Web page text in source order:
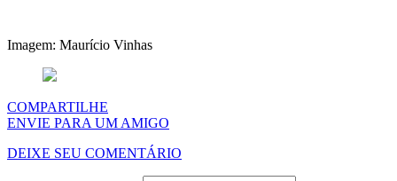
Imagem: Maurício Vinhas
COMPARTILHE
ENVIE PARA UM AMIGO
DEIXE SEU COMENTÁRIO